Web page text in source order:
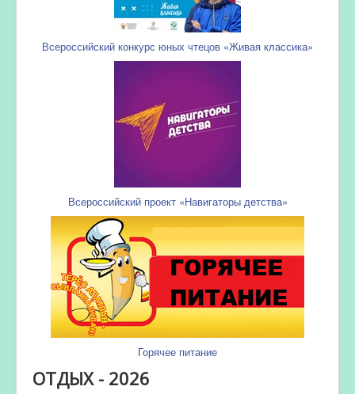
Всероссийский конкурс юных чтецов «Живая классика»
Всероссийский проект «Навигаторы детства»
Горячее питание
ОТДЫХ - 2026